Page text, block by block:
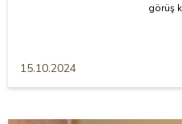
görüş
15.10.2024